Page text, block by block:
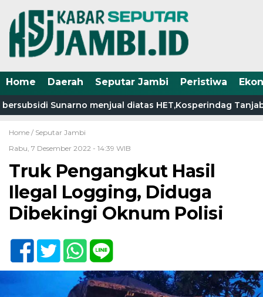
Home Daerah Seputar Jambi Peristiwa
Sunarno menjual diatas HET,Kosperindag Tanjab
Home / Seputar Jambi
Rabu, 7 Desember 2022 - 14:39 WIB
Truk Pengangkut Hasil
Ilegal Logging, Diduga
Dibekingi Oknum Polisi